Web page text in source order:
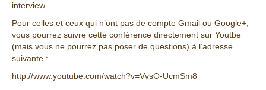
interview.
Pour celles et ceux qui n’ont pas de compte Gmail ou Google+,
vous pourrez suivre cette conférence directement sur Youtbe
(mais vous ne pourrez pas poser de questions) à l’adresse
suivante :
http://www.youtube.com/watch?v=VvsO-UcmSm8